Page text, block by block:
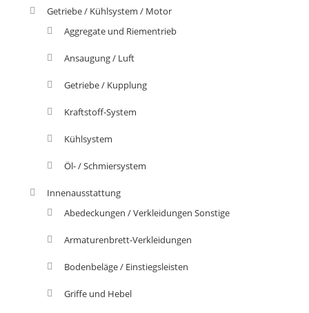
Getriebe / Kühlsystem / Motor
Aggregate und Riementrieb
Ansaugung / Luft
Getriebe / Kupplung
Kraftstoff-System
Kühlsystem
Öl- / Schmiersystem
Innenausstattung
Abedeckungen / Verkleidungen Sonstige
Armaturenbrett-Verkleidungen
Bodenbeläge / Einstiegsleisten
Griffe und Hebel